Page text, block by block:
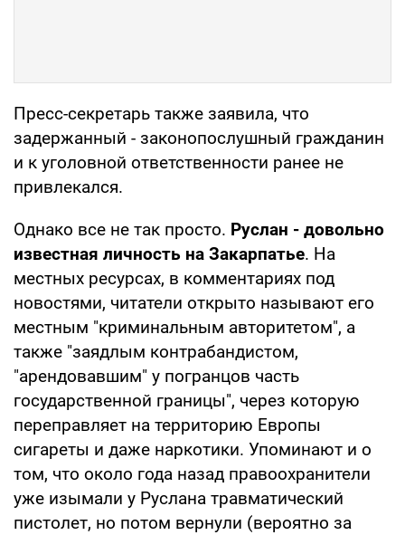
Пресс-секретарь также заявила, что
задержанный - законопослушный гражданин
и к уголовной ответственности ранее не
привлекался.
Однако все не так просто. Руслан - довольно
известная личность на Закарпатье. На
местных ресурсах, в комментариях под
новостями, читатели открыто называют его
местным "криминальным авторитетом", а
также "заядлым контрабандистом,
"арендовавшим" у погранцов часть
государственной границы", через которую
переправляет на территорию Европы
сигареты и даже наркотики. Упоминают и о
том, что около года назад правоохранители
уже изымали у Руслана травматический
пистолет, но потом вернули (вероятно за